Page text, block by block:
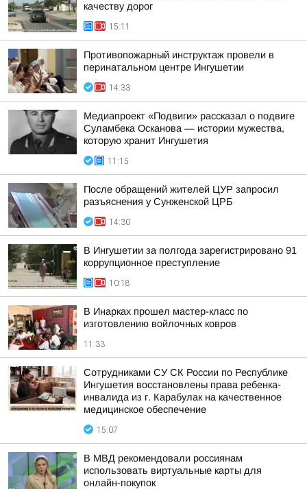
качеству дорог
15:11
Противопожарный инструктаж провели в
перинатальном центре Ингушетии
14:33
Медиапроект «Подвиги» рассказал о подвиге
Суламбека Осканова — истории мужества,
которую хранит Ингушетия
11:15
После обращений жителей ЦУР запросил
разъяснения у Сунженской ЦРБ
14:30
В Ингушетии за полгода зарегистрировано 91
коррупционное преступление
10:18
В Инарках прошел мастер-класс по
изготовлению войлочных ковров
11:33
Сотрудниками СУ СК России по Республике
Ингушетия восстановлены права ребенка-
инвалида из г. Карабулак на качественное
медицинское обеспечение
15:07
В МВД рекомендовали россиянам
использовать виртуальные карты для
онлайн-покупок